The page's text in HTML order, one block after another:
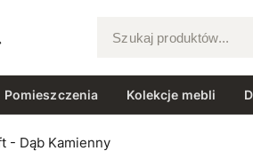
Szukaj produktów...
Pomieszczenia Kolekcje mebli